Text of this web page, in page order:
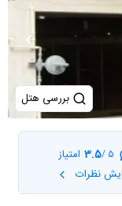
بررسی هتل
5 /
3.5 امتیاز
نظرات